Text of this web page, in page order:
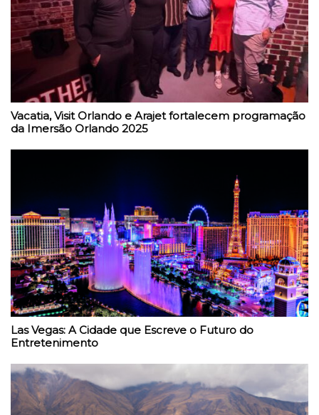
Vacatia, Visit Orlando e Arajet fortalecem programação
da Imersão Orlando 2025
Las Vegas: A Cidade que Escreve o Futuro do
Entretenimento